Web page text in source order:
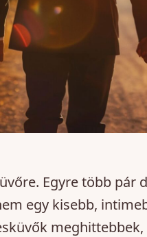
Egyre több pár
egy kisebb,